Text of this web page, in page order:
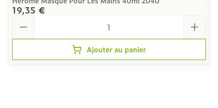
19,35 €
Ajouter au panier